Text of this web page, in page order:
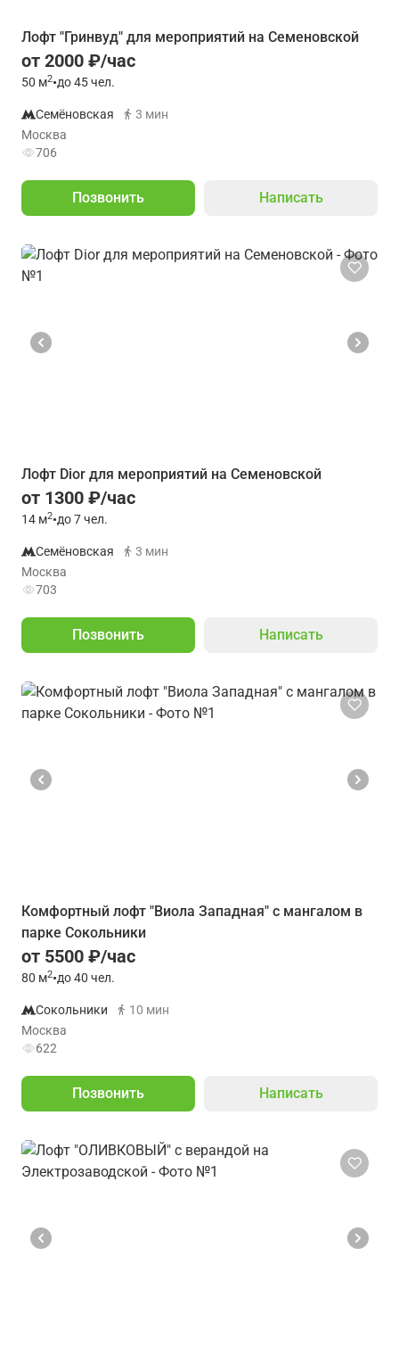
Лофт "Гринвуд" для мероприятий на Семеновской
от 2000 ₽/час
50 м2•до 45 чел.
Семёновская
3 мин
Москва
706
Позвонить Написать
Лофт Dior для мероприятий на Семеновской
от 1300 ₽/час
14 м2•до 7 чел.
Семёновская
3 мин
Москва
703
Позвонить Написать
Комфортный лофт "Виола Западная" с мангалом в
парке Сокольники
от 5500 ₽/час
80 м2•до 40 чел.
Сокольники
10 мин
Москва
622
Позвонить Написать